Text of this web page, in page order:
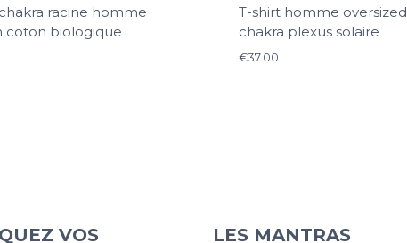
racine homme
coton biologique
T-shirt homme oversized
chakra plexus solaire
€37.00
VOS LES MANTRAS